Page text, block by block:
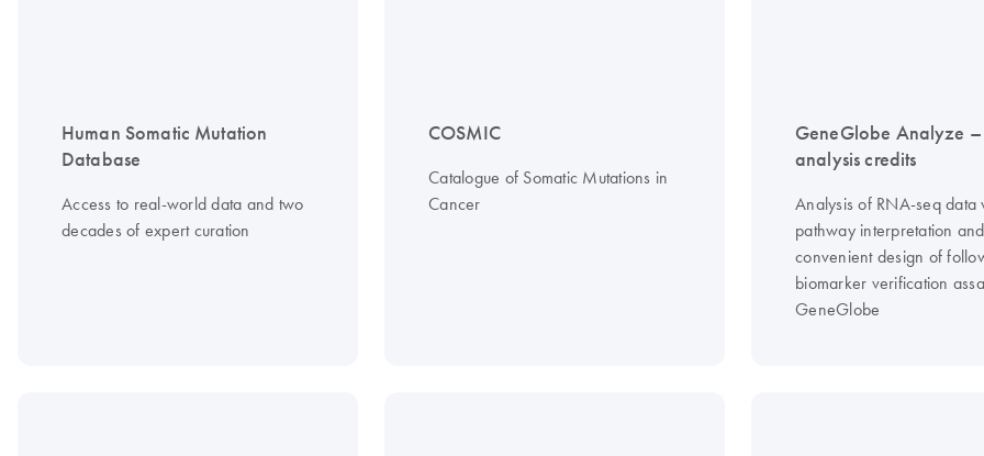
Human Somatic Mutation
Database
Access to real-world data and two
decades of expert curation
COSMIC
Catalogue of Somatic Mutations in
Cancer
GeneGlobe Analyze
analysis credits
Analysis of RNA-seq data
pathway interpretation and
convenient design of
biomarker verification
GeneGlobe